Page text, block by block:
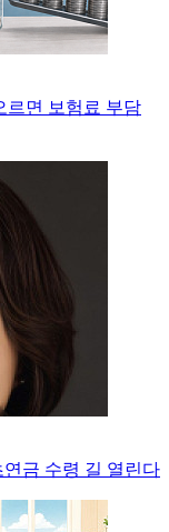
르면 보험료 부담
금 수령 길 열린다